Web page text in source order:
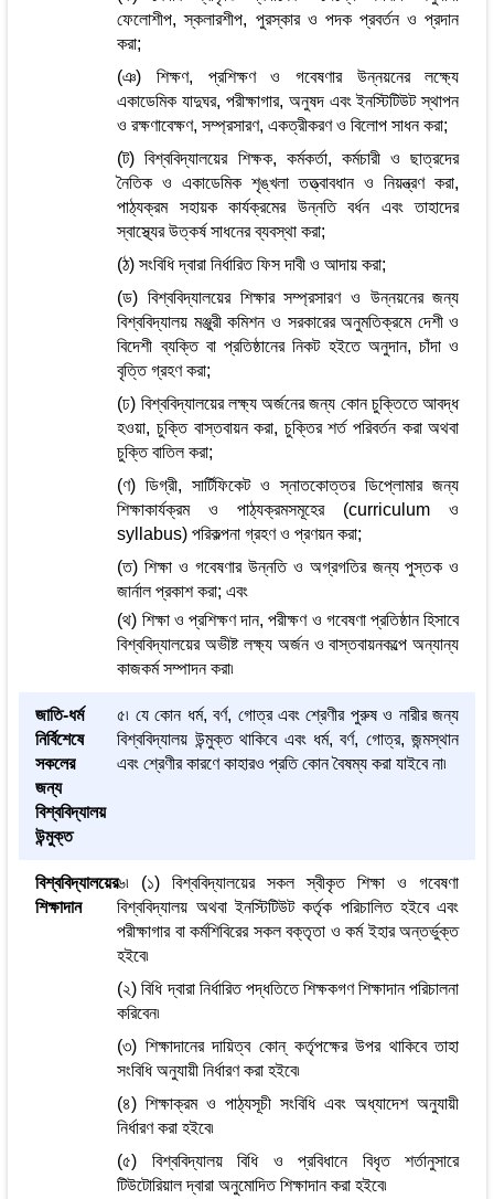
ফেলোশীপ, স্কলারশীপ, পুরস্কার ও পদক প্রবর্তন ও প্রদান
করা;
(ঞ) শিক্ষণ, প্রশিক্ষণ ও গবেষণার উন্নয়নের লক্ষ্যে
একাডেমিক যাদুঘর, পরীক্ষাগার, অনুষদ এবং ইনস্টিটিউট স্থাপন
ও রক্ষণাবেক্ষণ, সম্প্রসারণ, একত্রীকরণ ও বিলোপ সাধন করা;
(ট) বিশ্ববিদ্যালয়ের শিক্ষক, কর্মকর্তা, কর্মচারী ও ছাত্রদের
নৈতিক ও একাডেমিক শৃঙ্খলা তত্ত্বাবধান ও নিয়ন্ত্রণ করা,
পাঠ্যক্রম সহায়ক কার্যক্রমের উন্নতি বর্ধন এবং তাহাদের
স্বাস্থ্যের উত্কর্ষ সাধনের ব্যবস্থা করা;
(ঠ) সংবিধি দ্বারা নির্ধারিত ফিস দাবী ও আদায় করা;
(ড) বিশ্ববিদ্যালয়ের শিক্ষার সম্প্রসারণ ও উন্নয়নের জন্য
বিশ্ববিদ্যালয় মঞ্জুরী কমিশন ও সরকারের অনুমতিক্রমে দেশী ও
বিদেশী ব্যক্তি বা প্রতিষ্ঠানের নিকট হইতে অনুদান, চাঁদা ও
বৃত্তি গ্রহণ করা;
(ঢ) বিশ্ববিদ্যালয়ের লক্ষ্য অর্জনের জন্য কোন চুক্তিতে আবদ্ধ
হওয়া, চুক্তি বাস্তবায়ন করা, চুক্তির শর্ত পরিবর্তন করা অথবা
চুক্তি বাতিল করা;
(ণ) ডিগ্রী, সার্টিফিকেট ও স্নাতকোত্তর ডিপ্লোমার জন্য
শিক্ষাকার্যক্রম ও পাঠ্যক্রমসমূহের (curriculum ও
syllabus) পরিকল্পনা গ্রহণ ও প্রণয়ন করা;
(ত) শিক্ষা ও গবেষণার উন্নতি ও অগ্রগতির জন্য পুস্তক ও
জার্নাল প্রকাশ করা; এবং
(থ) শিক্ষা ও প্রশিক্ষণ দান, পরীক্ষণ ও গবেষণা প্রতিষ্ঠান হিসাবে
বিশ্ববিদ্যালয়ের অভীষ্ট লক্ষ্য অর্জন ও বাস্তবায়নকল্পে অন্যান্য
কাজকর্ম সম্পাদন করা৷
জাতি-ধর্ম
নির্বিশেষে
সকলের
জন্য
বিশ্ববিদ্যালয়
উন্মুক্ত
৫৷ যে কোন ধর্ম, বর্ণ, গোত্র এবং শ্রেণীর পুরুষ ও নারীর জন্য
বিশ্ববিদ্যালয় উন্মুক্ত থাকিবে এবং ধর্ম, বর্ণ, গোত্র, জন্মস্থান
এবং শ্রেণীর কারণে কাহারও প্রতি কোন বৈষম্য করা যাইবে না৷
বিশ্ববিদ্যালয়ের
শিক্ষাদান
৬৷ (১) বিশ্ববিদ্যালয়ের সকল স্বীকৃত শিক্ষা ও গবেষণা
বিশ্ববিদ্যালয় অথবা ইনস্টিটিউট কর্তৃক পরিচালিত হইবে এবং
পরীক্ষাগার বা কর্মশিবিরের সকল বক্তৃতা ও কর্ম ইহার অন্তর্ভুক্ত
হইবে৷
(২) বিধি দ্বারা নির্ধারিত পদ্ধতিতে শিক্ষকগণ শিক্ষাদান পরিচালনা
করিবেন৷
(৩) শিক্ষাদানের দায়িত্ব কোন্‌ কর্তৃপক্ষের উপর থাকিবে তাহা
সংবিধি অনুযায়ী নির্ধারণ করা হইবে৷
(৪) শিক্ষাক্রম ও পাঠ্যসূচী সংবিধি এবং অধ্যাদেশ অনুযায়ী
নির্ধারণ করা হইবে৷
(৫) বিশ্ববিদ্যালয় বিধি ও প্রবিধানে বিধৃত শর্তানুসারে
টিউটোরিয়াল দ্বারা অনুমোদিত শিক্ষাদান করা হইবে৷